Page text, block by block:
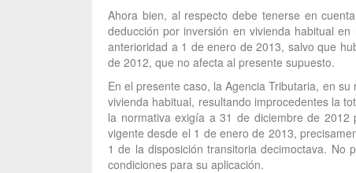
Ahora bien, al respecto debe tenerse en
deducción por inversión en vivienda habitual
anterioridad a 1 de enero de 2013, salvo que
de 2012, que no afecta al presente supuesto.
En el presente caso, la Agencia Tributaria, en
vivienda habitual, resultando improcedentes la
la normativa exigía a 31 de diciembre de
vigente desde el 1 de enero de 2013,
1 de la disposición transitoria decimoctava.
condiciones para su aplicación.